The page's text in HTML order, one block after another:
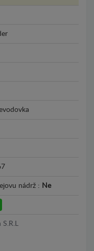
nádrž : Ne